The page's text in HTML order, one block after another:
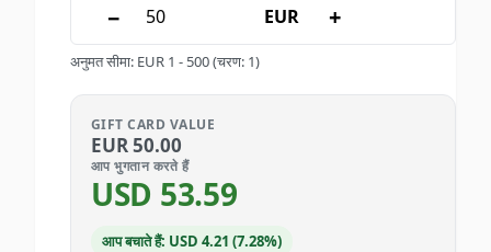
− EUR +
अनुमत सीमा: EUR 1 - 500(चरण: 1)
GIFT CARD VALUE
EUR50.00
आप भुगतान करते हैं
USD 53.59
आप बचाते हैं: USD 4.21 (7.28%)